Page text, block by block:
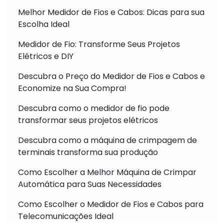
Melhor Medidor de Fios e Cabos: Dicas para sua
Escolha Ideal
Medidor de Fio: Transforme Seus Projetos
Elétricos e DIY
Descubra o Preço do Medidor de Fios e Cabos e
Economize na Sua Compra!
Descubra como o medidor de fio pode
transformar seus projetos elétricos
Descubra como a máquina de crimpagem de
terminais transforma sua produção
Como Escolher a Melhor Máquina de Crimpar
Automática para Suas Necessidades
Como Escolher o Medidor de Fios e Cabos para
Telecomunicações Ideal